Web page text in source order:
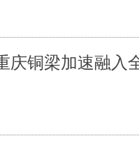
庆铜梁加速融入